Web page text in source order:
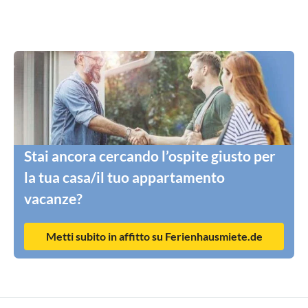
Stai ancora cercando l’ospite giusto per
la tua casa/il tuo appartamento
vacanze?
Metti subito in affitto su Ferienhausmiete.de